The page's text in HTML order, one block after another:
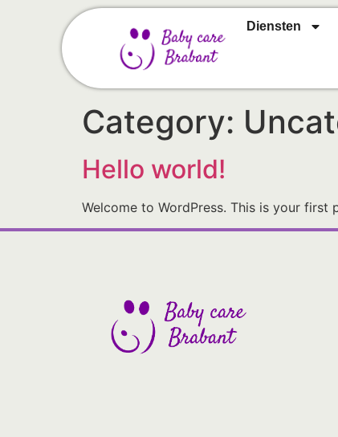
Diensten
Category:
Hello world!
Welcome to WordPress. This is your